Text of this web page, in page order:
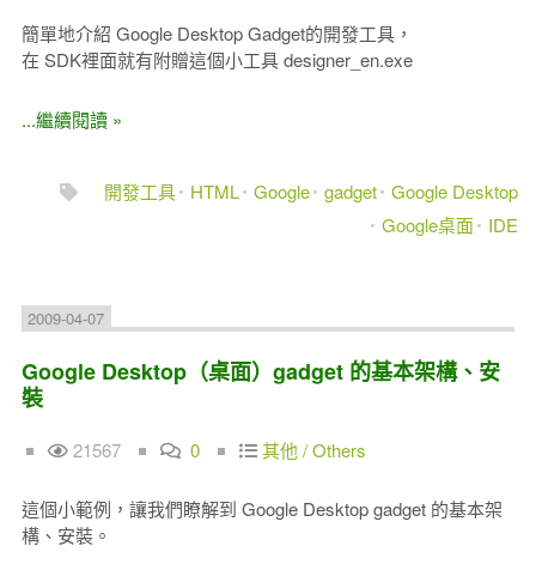
簡單地介紹 Google Desktop Gadget的開發工具，
在 SDK裡面就有附贈這個小工具 designer_en.exe
...繼續閱讀 »
開發工具 HTML Google gadget Google Desktop
Google桌面
IDE
2009-04-07
Google Desktop（桌面）gadget 的基本架構、安
裝
21567 0 其他 / Others
這個小範例，讓我們瞭解到 Google Desktop gadget 的基本架
構、安裝。